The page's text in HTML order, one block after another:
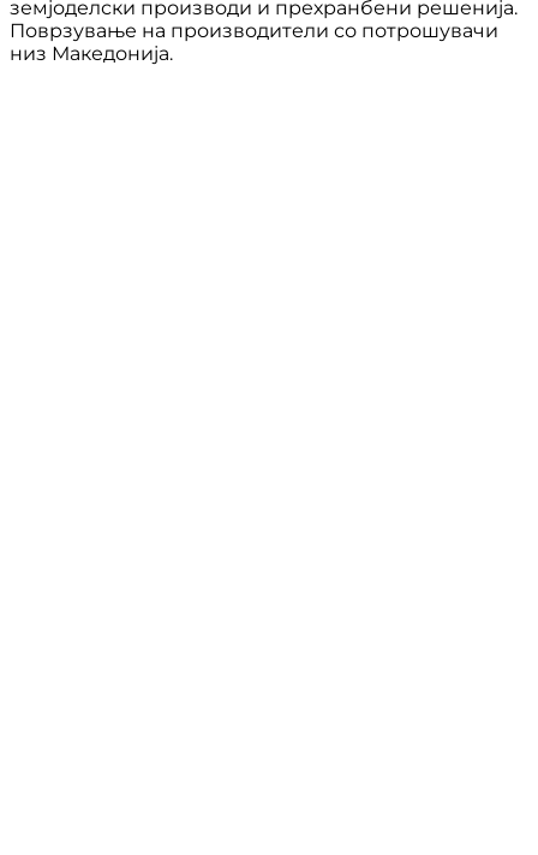
земјоделски производи и прехранбени решенија.
Поврзување на производители со потрошувачи
низ Македонија.